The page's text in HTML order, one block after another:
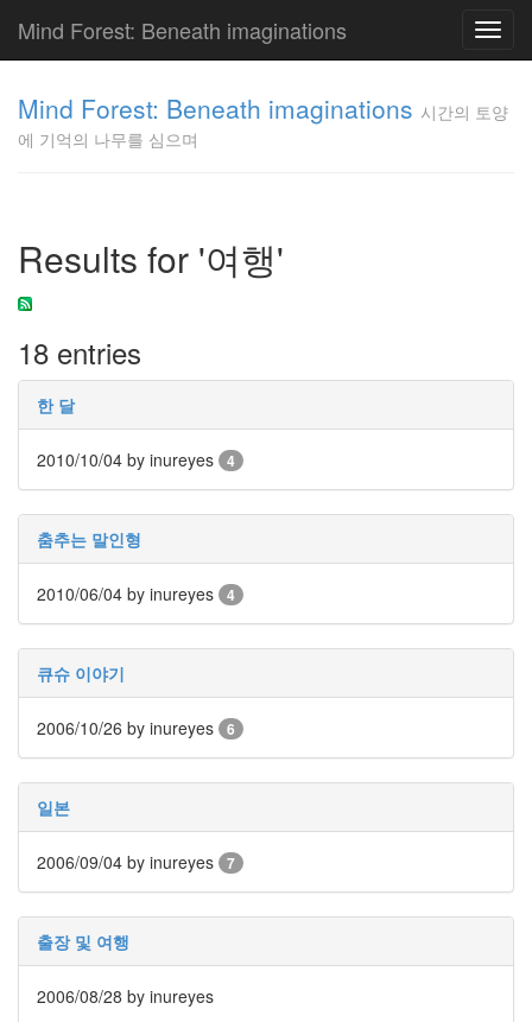
Mind Forest: Beneath imaginations
Mind Forest: Beneath imaginations 시간의 토양
에 기억의 나무를 심으며
Results for '여행'
18 entries
한 달
2010/10/04 by inureyes 4
춤추는 말인형
2010/06/04 by inureyes 4
큐슈 이야기
2006/10/26 by inureyes 6
일본
2006/09/04 by inureyes 7
출장 및 여행
2006/08/28 by inureyes
이
의
글
단
상
덕
질
의
화]
인
사
이
드
웃
LG
자
모
바
일
부
불
지
계
획